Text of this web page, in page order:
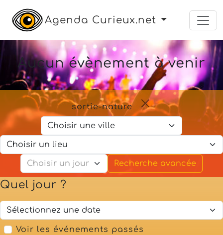
Agenda Curieux.net
Aucun évènement à venir
sortie-nature
Recherche avancée
Quel jour ?
Voir les événements passés